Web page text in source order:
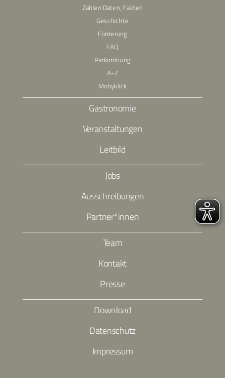
Zahlen Daten, Fakten
Geschichte
Förderung
FAQ
Parkordnung
A-Z
Mobyklick
Gastronomie
Veranstaltungen
Leitbild
Jobs
Ausschreibungen
Partner*innen
Team
Kontakt
Presse
Download
Datenschutz
Impressum